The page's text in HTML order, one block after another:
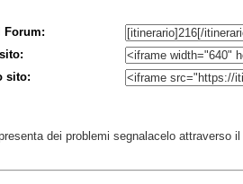
Forum:
sito:
dei problemi segnalacelo attraverso